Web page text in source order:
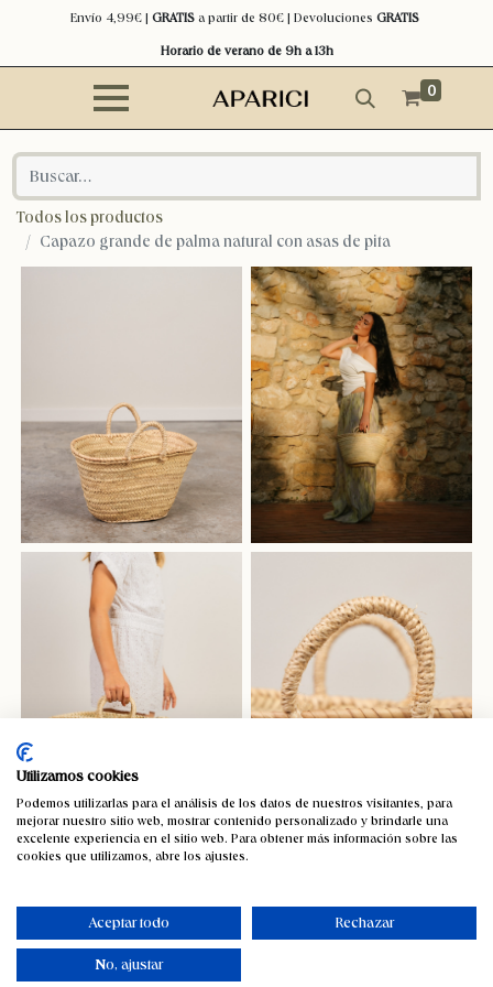
Envío 4,99€ | GRATISa partir de 80€ | Devoluciones GRATIS
Horario de verano de 9h a 13h
0
Todos los productos
Capazo grande de palma natural con asas de pita
Utilizamos cookies
Podemos utilizarlas para el análisis de los datos de nuestros visitantes, para
mejorar nuestro sitio web, mostrar contenido personalizado y brindarle una
excelente experiencia en el sitio web. Para obtener más información sobre las
cookies que utilizamos, abre los ajustes.
Aceptar todo Rechazar
No, ajustar